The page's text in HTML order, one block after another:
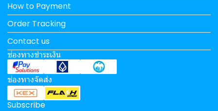
How to Payment
Order Tracking
Contact us
ช่องทางชำระเงิน
ช่องทางจัดส่ง
Subscribe